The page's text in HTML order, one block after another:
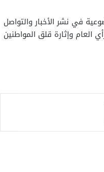
‏في نشر الأخبار والتواصل
العام وإثارة قلق المواطنين